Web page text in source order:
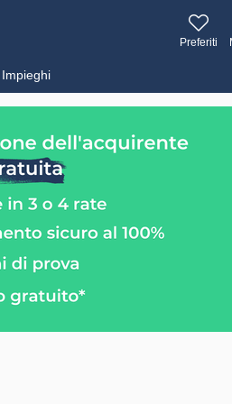
Preferiti
Impieghi